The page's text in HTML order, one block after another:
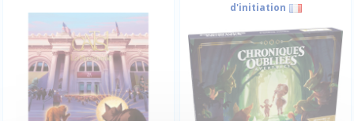
d'initiation